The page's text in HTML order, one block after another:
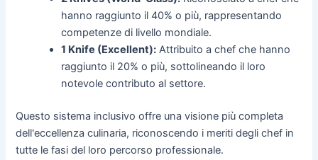
hanno raggiunto il 40% o più, rappresentando
competenze di livello mondiale.
1 Knife (Excellent): Attribuito a chef che hanno
raggiunto il 20% o più, sottolineando il loro
notevole contributo al settore.
Questo sistema inclusivo offre una visione più completa
dell'eccellenza culinaria, riconoscendo i meriti degli chef in
tutte le fasi del loro percorso professionale.